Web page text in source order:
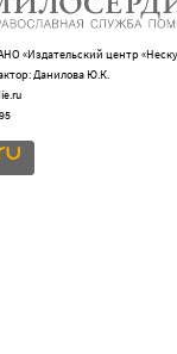
«Издательский центр
Данилова Ю.К.